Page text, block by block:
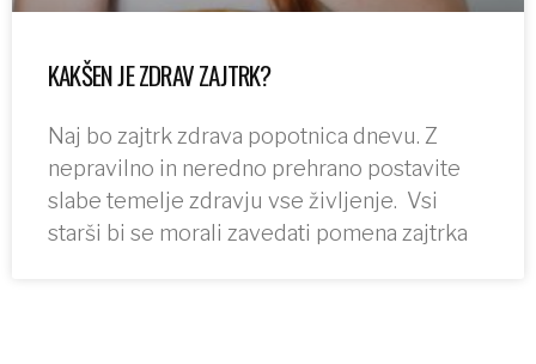
KAKŠEN JE ZDRAV ZAJTRK?
Naj bo zajtrk zdrava popotnica dnevu. Z
nepravilno in neredno prehrano postavite
slabe temelje zdravju vse življenje. Vsi
starši bi se morali zavedati pomena zajtrka